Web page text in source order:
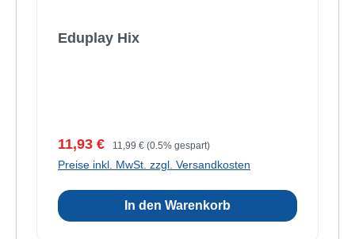
Eduplay Hix
Verkaufspreis:
11,93 € Regulärer Preis:
11,99 € (0.5% gespart)
Preise inkl. MwSt. zzgl. Versandkosten
In den Warenkorb